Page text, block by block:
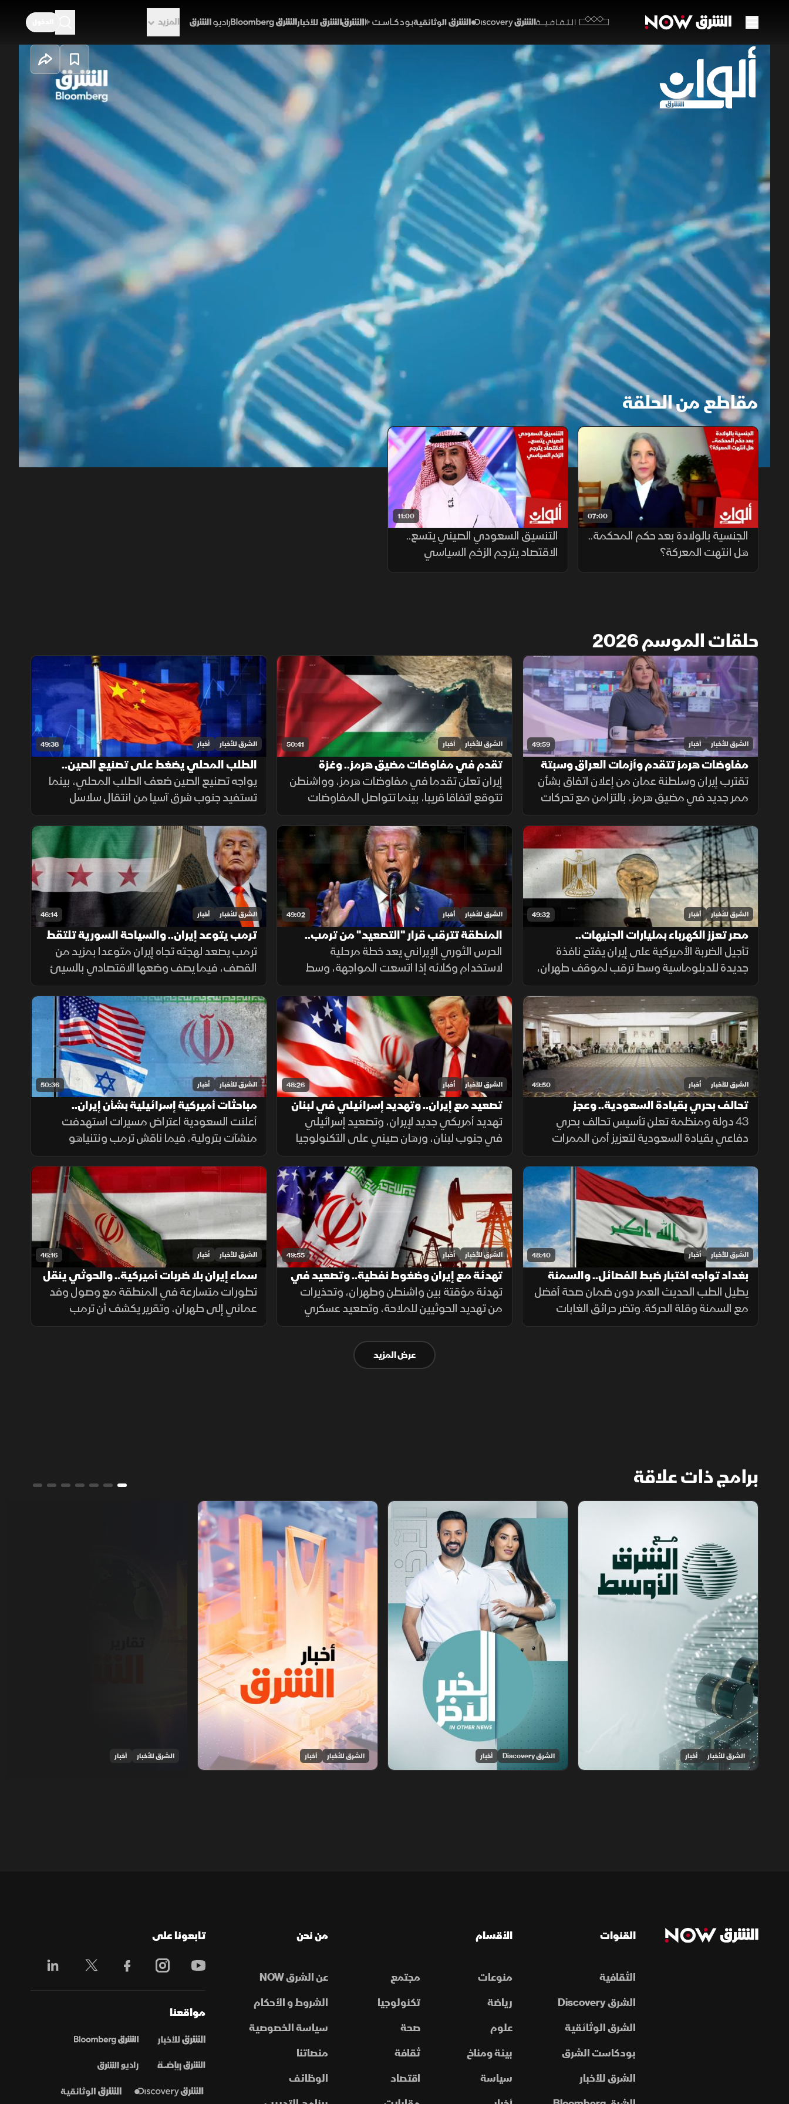
الثقافية
المزيد
auto
طهران تضغط في الدوحة.. والرياض توسع تعاونها
مع بكين
50:47 أخبار
ألوان الشرق
تتصدر شروط إيران للتفاوض مع واشنطن وتطورات لبنان والعراق المشهد السياسي، من تنفيذ مذكرة التفاهم
إلى حصر السلاح وخفض التصعيد. وفي الاقتصاد، تبحث السعودية والصين تعزيز التعاون والتبادل التجاري، بينما
تبرز صحيا تحذيرات من اضطرابات نفسية ومخاطر متزايدة على الأطفال عبر الإنترنت.
برامج الشرق الإخبارية ألوان الشرق دينا فياض إيران
مقاطع من الحلقة
07:00
الجنسية بالولادة بعد حكم المحكمة..
هل انتهت المعركة؟
11:00
التنسيق السعودي الصيني يتسع..
الاقتصاد يترجم الزخم السياسي
حلقات الموسم 2026
49:59 الشرق للأخبار أخبار
مفاوضات هرمز تتقدم وأزمات العراق وسبتة
تتصدر المشهد
تقترب إيران وسلطنة عمان من إعلان اتفاق بشأن
ممر جديد في مضيق هرمز، بالتزامن مع تحركات
إقليمية لحماية الملاحة، وأزمة مالية متفاقمة
في العراق ومخاوف إنسانية بعد أحداث سبتة.
50:41 الشرق للأخبار أخبار
تقدم في مفاوضات مضيق هرمز.. وغزة
تترقب وقف إطلاق النار
إيران تعلن تقدما في مفاوضات هرمز، وواشنطن
تتوقع اتفاقا قريبا، بينما تتواصل المفاوضات
اللبنانية الإسرائيلية في روما، وتدين الهند
استهداف سفينة مدنية قرب اليمن، مع تحذيرات
أممية بشأن غزة.
49:38 الشرق للأخبار أخبار
الطلب المحلي يضغط على تصنيع الصين..
والبحر الأحمر يجمع السعودية وتركيا
يواجه تصنيع الصين ضعف الطلب المحلي، بينما
تستفيد جنوب شرق آسيا من انتقال سلاسل
التوريد. ويتوسع التنسيق السعودي التركي
بحريا، فيما تستمر اتصالات واشنطن وطهران.
صحيا، تدعم القيلولة الذاكرة.
49:32 الشرق للأخبار أخبار
مصر تعزز الكهرباء بمليارات الجنيهات..
والسجائر الإلكترونية تهدد المراهقين
تأجيل الضربة الأميركية على إيران يفتح نافذة
جديدة للدبلوماسية وسط ترقب لموقف طهران،
فيما تدعم مصر قطاع الكهرباء بعشرات المليارات،
وتحذر دراسات طبية من مخاطر السجائر
الإلكترونية على أدمغة المراهقين.
49:02 الشرق للأخبار أخبار
المنطقة تترقب قرار "التصعيد" من ترمب..
وحرب الوكلاء تقترب مع اتساع المواجهة
الحرس الثوري الإيراني يعد خطة مرحلية
لاستخدام وكلائه إذا اتسعت المواجهة، وسط
توقعات باستئناف ضربات أميركية على إيران.
وفي الاقتصاد تتصاعد هجمات روسيا وأوكرانيا
على منشآت الطاقة
46:14 الشرق للأخبار أخبار
ترمب يتوعد إيران.. والسياحة السورية تلتقط
أنفاسها
ترمب يصعد لهجته تجاه إيران متوعدا بمزيد من
القصف، فيما يصف وضعها الاقتصادي بالسيئ
للغاية. وفي سوريا، يلتقط قطاع السياحة أنفاسه
مع مؤشرات تعاف، وتكشف دراسة جديدة عن سر
قد يرتبط بأحد أبرز ألغاز الشيخوخة
49:50 الشرق للأخبار أخبار
تحالف بحري بقيادة السعودية.. وعجز
الميزانية يتراجع
43 دولة ومنظمة تعلن تأسيس تحالف بحري
دفاعي بقيادة السعودية لتعزيز أمن الممرات
البحرية، وحماية الملاحة والتجارة العالمية من
التهديدات.
48:26 الشرق للأخبار أخبار
تصعيد مع إيران.. وتهديد إسرائيلي في لبنان
تهديد أمريكي جديد لإيران، وتصعيد إسرائيلي
في جنوب لبنان، ورهان صيني على التكنولوجيا
لدعم النمو، إلى جانب تحذيرات من حرائق الغابات
ومخاطر الواي فاي العام.
50:36 الشرق للأخبار أخبار
مباحثات أميركية إسرائيلية بشأن إيران..
وتحذيرات أممية بشأن دارفور
أعلنت السعودية اعتراض مسيرات استهدفت
منشآت بترولية، فيما ناقش ترمب ونتنياهو
الملف الإيراني، وتواصلت التحركات الإقليمية بين
العراق وتركيا، مع تحذيرات أممية من تدهور
الأوضاع في دارفور.
48:40 الشرق للأخبار أخبار
بغداد تواجه اختبار ضبط الفصائل.. والسمنة
وقلة الحركة تقللان سنوات الصحة
يطيل الطب الحديث العمر دون ضمان صحة أفضل
مع السمنة وقلة الحركة. وتضر حرائق الغابات
بالسياحة والزراعة، بينما تختبر الهجمات من العراق
49:55 الشرق للأخبار أخبار
تهدئة مع إيران وضغوط نفطية.. وتصعيد في
اليمن والسودان
تهدئة مؤقتة بين واشنطن وطهران، وتحذيرات
من تهديد الحوثيين للملاحة، وتصعيد عسكري
في السودان، وسط مخاوف من ارتفاع أسعار
النفط واكتشاف علمي قد يحمي العضلات مع
التقدم في العمر.
46:16 الشرق للأخبار أخبار
سماء إيران بلا ضربات أميركية.. والحوثي ينقل
معركة طهران إلى اليمن
تطورات متسارعة في المنطقة مع وصول وفد
عماني إلى طهران، وتقرير يكشف أن ترمب
أوقف الضربات على إيران مع تقدم المحادثات
عرض المزيد
برامج ذات علاقة
مع الشرق الأوسط
الشرق للأخبار أخبار
الخبر الآخر
الشرق Discovery أخبار
أخبار الشرق
الشرق للأخبار أخبار الشرق للأخبار أخبار
القنوات
الثقافية
الشرق Discovery
الشرق الوثائقية
بودكاست الشرق
الشرق للأخبار
الأقسام
منوعات
مجتمع
رياضة
تكنولوجيا
علوم
صحة
بيئة ومناخ
ثقافة
سياسة
اقتصاد
من نحن
عن الشرق NOW
الشروط و الأحكام
سياسة الخصوصية
منصاتنا
الوظائف
تابعونا على
مواقعنا